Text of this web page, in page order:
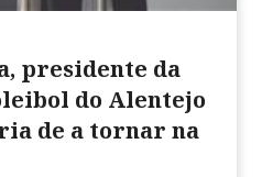
presidente da
do Alentejo
de a tornar na